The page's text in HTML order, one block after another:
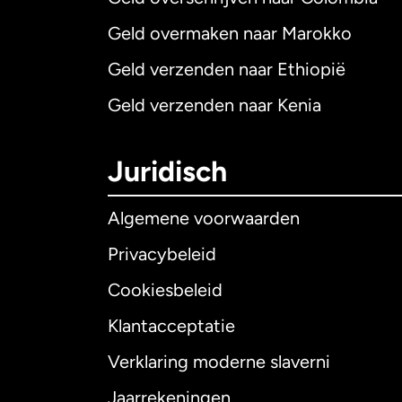
Geld overmaken naar Marokko
Geld verzenden naar Ethiopië
Geld verzenden naar Kenia
Juridisch
Algemene voorwaarden
Privacybeleid
Cookiesbeleid
Klantacceptatie
Verklaring moderne slaverni